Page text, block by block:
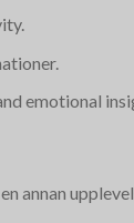
emotional
annan